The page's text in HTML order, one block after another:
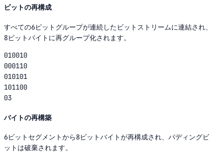
ビットの再構成
すべての6ビットグループが連続したビットストリームに連結され、
8ビットバイトに再グループ化されます。
010010
000110
010101
101100
03
バイトの再構築
6ビットセグメントから8ビットバイトが再構成され、パディングビ
ットは破棄されます。